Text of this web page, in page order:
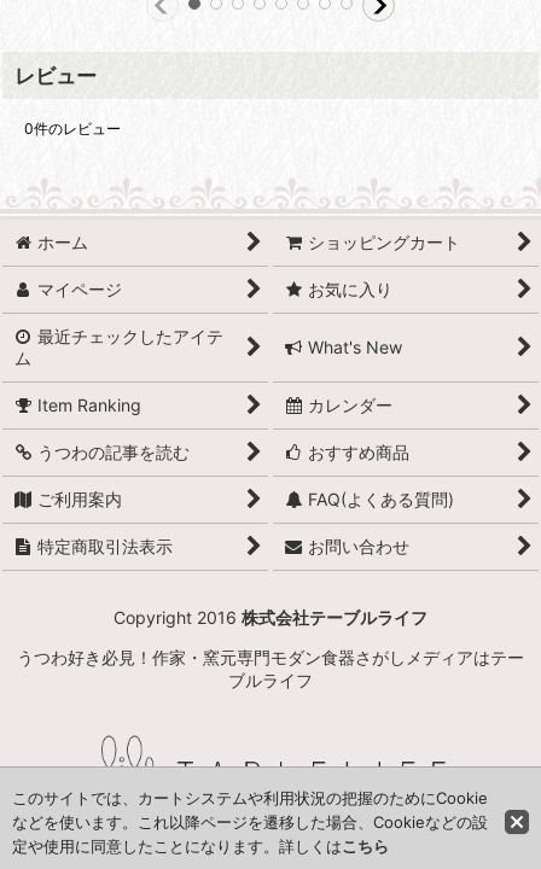
レビュー
0件のレビュー
ホーム ショッピングカート
マイページ お気に入り
最近チェックしたアイテ
ム
What's New
Item Ranking カレンダー
うつわの記事を読む おすすめ商品
ご利用案内 FAQ(よくある質問)
特定商取引法表示 お問い合わせ
Copyright 2016 株式会社テーブルライフ
うつわ好き必見！作家・窯元専門モダン食器さがしメディアはテー
ブルライフ
Powered byおちゃのこネット ネットショップ作成サービス
このサイトでは、カートシステムや利用状況の把握のためにCookie
などを使います。これ以降ページを遷移した場合、Cookieなどの設
定や使用に同意したことになります。詳しくはこちら